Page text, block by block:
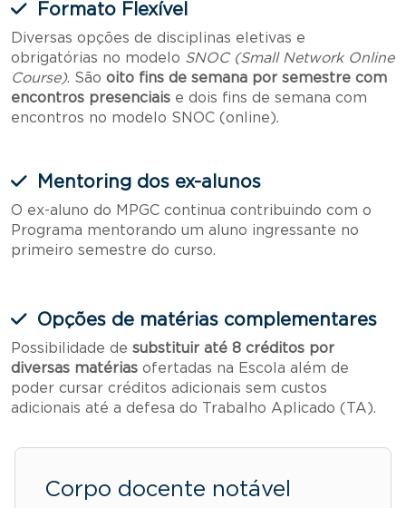
Formato Flexível
Diversas opções de disciplinas eletivas e
obrigatórias no modelo SNOC (Small Network Online
Course). São oito fins de semana por semestre com
encontros presenciais e dois fins de semana com
encontros no modelo SNOC (online).
Mentoring dos ex-alunos
O ex-aluno do MPGC continua contribuindo com o
Programa mentorando um aluno ingressante no
primeiro semestre do curso.
Opções de matérias complementares
Possibilidade de substituir até 8 créditos por
diversas matérias ofertadas na Escola além de
poder cursar créditos adicionais sem custos
adicionais até a defesa do Trabalho Aplicado (TA).
Corpo docente notável